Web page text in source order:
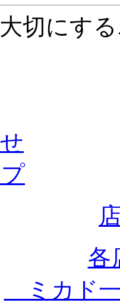
切にす
各
ミカド